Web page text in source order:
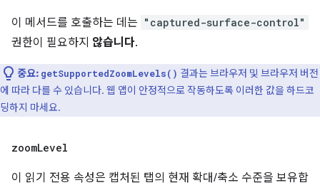
이 메서드를 호출하는 데는 "captured-surface-control"
권한이 필요하지 않습니다.
중요: getSupportedZoomLevels() 결과는 브라우저 및 브라우저 버전
에 따라 다를 수 있습니다. 웹 앱이 안정적으로 작동하도록 이러한 값을 하드코
딩하지 마세요.
zoomLevel
이 읽기 전용 속성은 캡처된 탭의 현재 확대/축소 수준을 보유합